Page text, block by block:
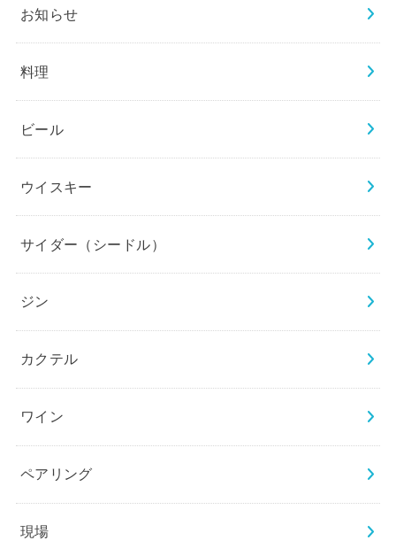
お知らせ
料理
ビール
ウイスキー
サイダー（シードル）
ジン
カクテル
ワイン
ペアリング
現場